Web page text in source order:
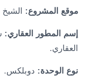
موقع المشروع: الشيخ
إسم المطور العقاري:
العقاري.
نوع الوحدة: دوبلكس.